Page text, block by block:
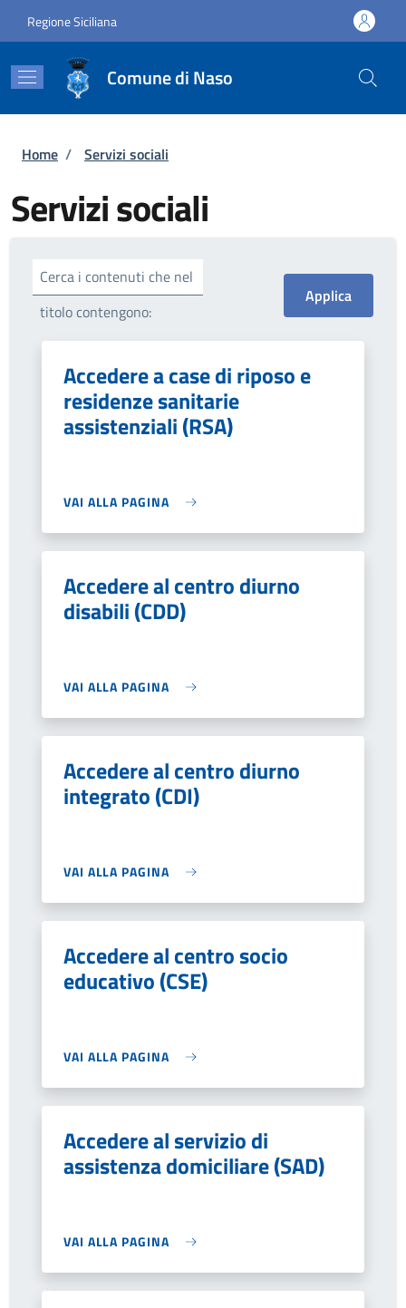
Regione Siciliana
Comune di Naso
Briciole di pane
Home / Servizi sociali
Servizi sociali
Cerca i contenuti che nel
titolo contengono:
Accedere a case di riposo e
residenze sanitarie
assistenziali (RSA)
VAI ALLA PAGINA
Accedere al centro diurno
disabili (CDD)
VAI ALLA PAGINA
Accedere al centro diurno
integrato (CDI)
VAI ALLA PAGINA
Accedere al centro socio
educativo (CSE)
VAI ALLA PAGINA
Accedere al servizio di
assistenza domiciliare (SAD)
VAI ALLA PAGINA